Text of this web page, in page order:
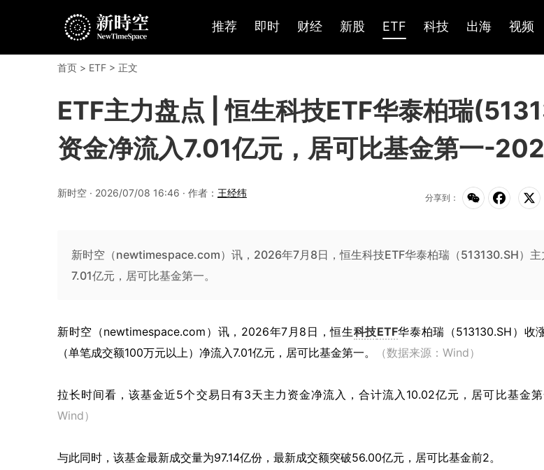
推荐 即时 财经 新股 ETF 科技 出海 视频
首页 > ETF > 正文
ETF主力盘点 | 恒生科技ETF华泰柏瑞
资金净流入7.01亿元，居可比基金第一-
新时空 · 2026/07/08 16:46 · 作者： 王经纬 分享到：
新时空（newtimespace.com）讯，2026年7月8日，恒生科技ETF华泰柏瑞（513130.SH）主
7.01亿元，居可比基金第一。
新时空（newtimespace.com ）讯， 2026年7月8日，恒生科技ETF华泰柏瑞（513130.SH）收
（单笔成交额100万元以上）净流入7.01亿元，居可比基金第一。
（数据来源：Wind）
拉长时间看，该基金近5个交易日有3天主力资金净流入，合计流入10.02亿元，居可比基金第
Wind）
与此同时，该基金最新成交量为97.14亿份，最新成交额突破56.00亿元，居可比基金前2。